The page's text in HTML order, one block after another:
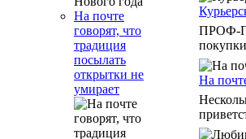
На почте
говорят, что
традиция
посылать
открытки не
умирает
ПРОФ-
На